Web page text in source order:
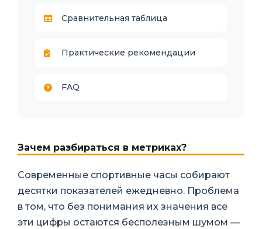
Сравнительная таблица
Практические рекомендации
FAQ
Зачем разбираться в метриках?
Современные спортивные часы собирают
десятки показателей ежедневно. Проблема
в том, что без понимания их значения все
эти цифры остаются бесполезным шумом —